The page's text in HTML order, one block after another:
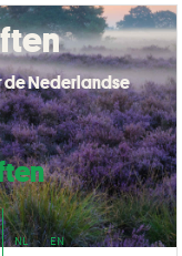
NL EN
de Nederlandse